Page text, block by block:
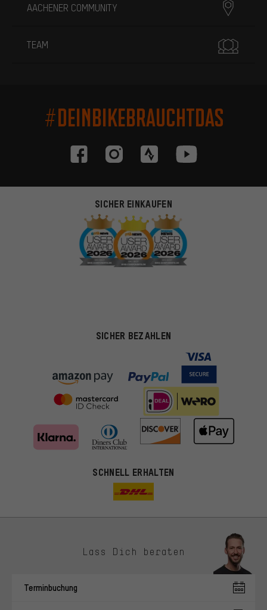
AACHENER COMMUNITY
TEAM
#DEINBIKEBRAUCHTDAS
SICHER EINKAUFEN
SICHER BEZAHLEN
SCHNELL ERHALTEN
Lass Dich beraten
Terminbuchung
Du bekommst, statt zufälliger Werbung, genauer passende
Angebote von uns. Diese Cookies helfen uns, Deine Interessen